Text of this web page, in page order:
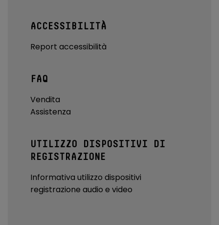
ACCESSIBILITÀ
Report accessibilità
FAQ
Vendita
Assistenza
UTILIZZO DISPOSITIVI DI
REGISTRAZIONE
Informativa utilizzo dispositivi
registrazione audio e video